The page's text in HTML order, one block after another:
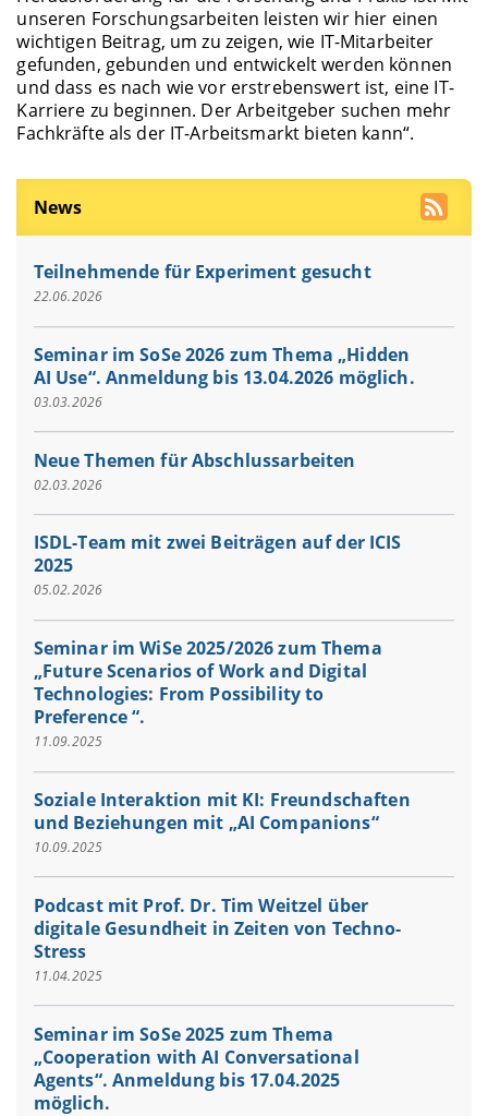
unseren Forschungsarbeiten leisten wir hier einen
wichtigen Beitrag, um zu zeigen, wie IT-Mitarbeiter
gefunden, gebunden und entwickelt werden können
und dass es nach wie vor erstrebenswert ist, eine IT-
Karriere zu beginnen. Der Arbeitgeber suchen mehr
Fachkräfte als der IT-Arbeitsmarkt bieten kann“.
News
Teilnehmende für Experiment gesucht
22.06.2026
Seminar im SoSe 2026 zum Thema „Hidden
AI Use“. Anmeldung bis 13.04.2026 möglich.
03.03.2026
Neue Themen für Abschlussarbeiten
02.03.2026
ISDL-Team mit zwei Beiträgen auf der ICIS
2025
05.02.2026
Seminar im WiSe 2025/2026 zum Thema
„Future Scenarios of Work and Digital
Technologies: From Possibility to
Preference “.
11.09.2025
Soziale Interaktion mit KI: Freundschaften
und Beziehungen mit „AI Companions“
10.09.2025
Podcast mit Prof. Dr. Tim Weitzel über
digitale Gesundheit in Zeiten von Techno-
Stress
11.04.2025
Seminar im SoSe 2025 zum Thema
„Cooperation with AI Conversational
Agents“. Anmeldung bis 17.04.2025
möglich.